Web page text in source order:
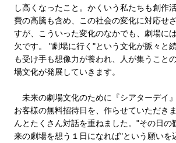
し高くなったこと。かくいう私たちも創作
費の高騰も含め、この社会の変化に対応せ
すが、こういった変化のなかでも、劇場に
欠です。 "劇場に行く"という文化が脈々と
も受け手も想像力が養われ、人が集うこと
場文化が発展していきます。
未来の劇場文化のために『シアターデイ
お客様の無料招待日を、作らせていただき
んとたくさん対話を重ねました。"その日の
来の劇場を想う１日になれば"という願いを